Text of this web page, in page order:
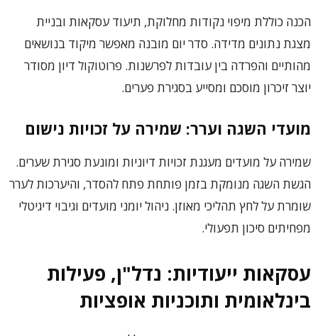
הכנה כוללת מיפוי נקודות מחלוקת, תיעוד עסקאות ובניית
מצגת נתונים מדידה. סדר יום מובנה מאפשר מיקוד בנושאים
מהותיים והפרדה בין עובדות לפרשנות. פרוטוקול דיון מסודר
יוצר זיכרון מוסכם ומסייע בסגירת פערים.
מועדי השגה וערר: שמירה על זכויות נישום
שמירה על מועדים מעגנת זכויות דיוניות ומונעת סגירת שערים.
הגשת השגה מנומקת בזמן פותחת פתח להסדר, והיערכות לערר
שומרת על לחץ תהליכי מאוזן. ניהול יומני מועדים וגיבוי דיגיטלי
מפחיתים סיכון תפעולי.
עסקאות ייעודיות: נדל"ן, פעילות
בינלאומית ותוכניות אופציות